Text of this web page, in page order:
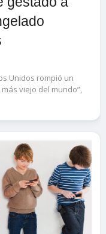
Unidos rompió un
viejo del mundo”,